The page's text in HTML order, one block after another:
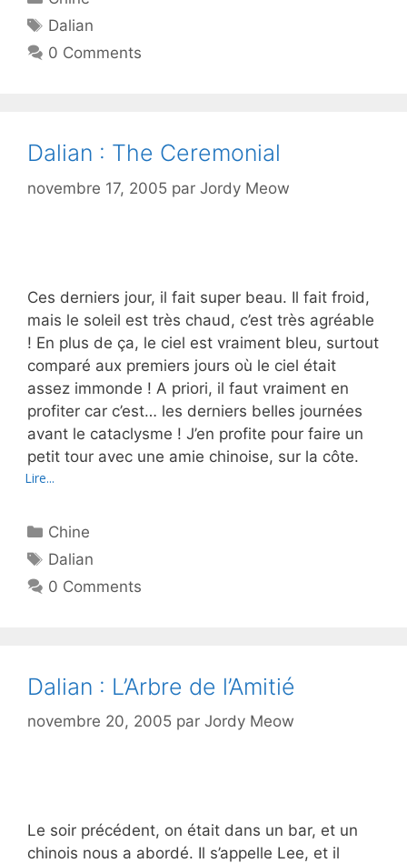
Étiquettes
Dalian
0 Comments
Dalian : The Ceremonial
novembre 17, 2005 par Jordy Meow
Ces derniers jour, il fait super beau. Il fait froid,
mais le soleil est très chaud, c’est très agréable
! En plus de ça, le ciel est vraiment bleu, surtout
comparé aux premiers jours où le ciel était
assez immonde ! A priori, il faut vraiment en
profiter car c’est… les derniers belles journées
avant le cataclysme ! J’en profite pour faire un
petit tour avec une amie chinoise, sur la côte.
Lire...
Catégories
Chine
Étiquettes
Dalian
0 Comments
Dalian : L’Arbre de l’Amitié
novembre 20, 2005 par Jordy Meow
Le soir précédent, on était dans un bar, et un
chinois nous a abordé. Il s’appelle Lee, et il